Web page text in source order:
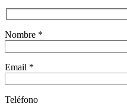
Nombre *
Email *
Teléfono